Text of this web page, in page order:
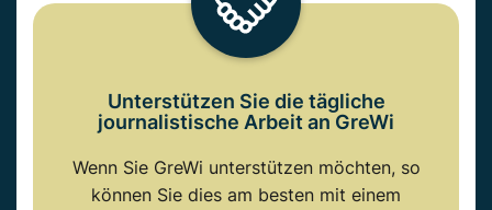
Unterstützen Sie die tägliche
journalistische Arbeit an GreWi
Wenn Sie GreWi unterstützen möchten, so
können Sie dies am besten mit einem